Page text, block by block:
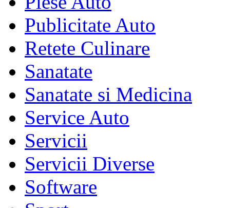
Publicitate Auto
Retete Culinare
Sanatate
Sanatate si Medicina
Service Auto
Servicii
Servicii Diverse
Software